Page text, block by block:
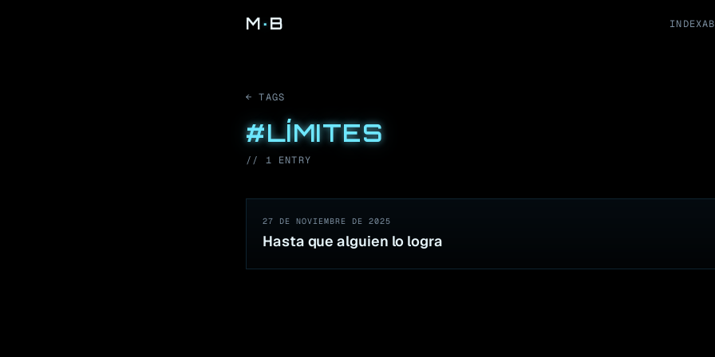
M· B INDEX
← TAGS
#LÍMITES
// 1 ENTRY
27 DE NOVIEMBRE DE 2025
Hasta que alguien lo logra